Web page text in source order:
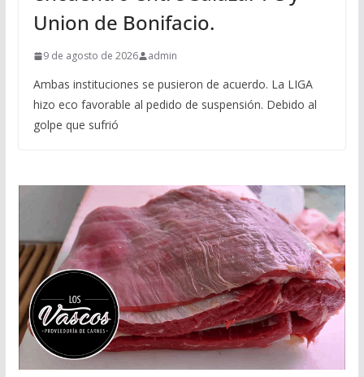
Union de Bonifacio.
9 de agosto de 2026 admin
Ambas instituciones se pusieron de acuerdo. La LIGA
hizo eco favorable al pedido de suspensión. Debido al
golpe que sufrió